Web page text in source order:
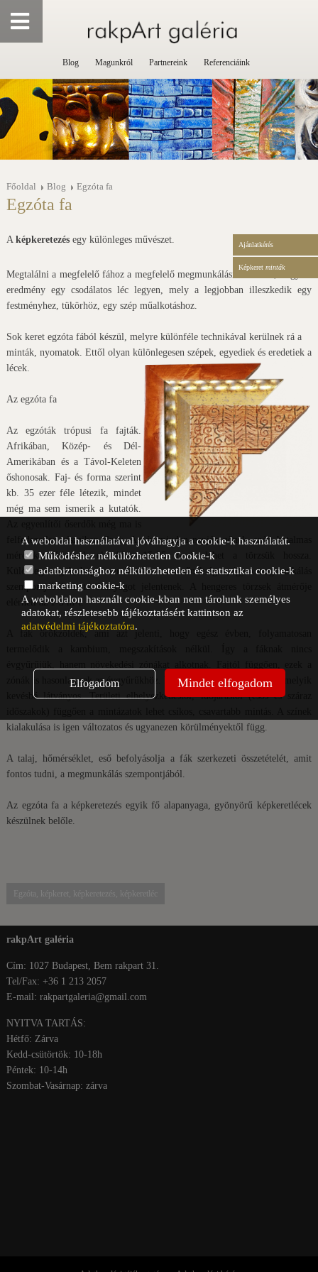
Blog Magunkról Partnereink Referenciáink
Ajánlatkérés
Képkeret minták
Főoldal Blog Egzóta fa
Egzóta fa
A képkeretezésegy különleges művészet.
Megtalálni a megfelelő fához a megfelelő megmunkálási technikát, hogy az
eredmény egy csodálatos léc legyen, mely a legjobban illeszkedik egy
festményhez, tükörhöz, egy szép műalkotáshoz.
Sok keret egzóta fából készül, melyre különféle technikával kerülnek rá a
minták, nyomatok. Ettől olyan különlegesen szépek, egyediek és eredetiek a
lécek.
Az egzóta fa
Az egzóták trópusi fa fajták.
Afrikában, Közép- és Dél-
Amerikában és a Távol-Keleten
őshonosak. Faj- és forma szerint
kb. 35 ezer féle létezik, mindet
még ma sem ismerik a kutatók.
felfedezetlen részeiben élnek. Az év minden napján nőnek, ezért hatalmas
méreteket érhetnek el. Akár 15-25 m is lehet a törzsük hossza.
Különlegességük, hogy ezen hosszon nem nőnek ágak, így a megmunkálás
szempontjából tiszta faanyagot jelentenek. A hengeres törzsek átmérője
elérheti az 1-3 m-t.
A fák örökzöldek, ami azt jelenti, hogy egész évben, folyamatosan
zónák is hasonlatosak az évgyűrűkhöz. Van amelyik látható, és van, amelyik
kevésbé látványos. Területi elhelyezkedéstől, időjárástól (esős és száraz
kialakulása is igen változatos és ugyanezen körülményektől függ.
A talaj, hőmérséklet, eső befolyásolja a fák szerkezeti összetételét, amit
fontos tudni, a megmunkálás szempontjából.
Az egzóta fa a képkeretezés egyik fő alapanyaga, gyönyörű képkeretlécek
készülnek belőle.
Egzóta, képkeret, képkeretezés, képkeretléc
rakpArt galéria
Cím: 1027 Budapest, Bem rakpart 31.
Tel/Fax: +36 1 213 2057
E-mail: rakpartgaleria@gmail.com
NYITVA TARTÁS:
Hétfő: Zárva
Kedd-csütörtök: 10-18h
Péntek: 10-14h
Szombat-Vasárnap: zárva
A weboldal használatával jóváhagyja a cookie-k használatát.
Működéshez nélkülözhetetlen Cookie-k
adatbiztonsághoz nélkülözhetetlen és statisztikai cookie-k
marketing cookie-k
A weboldalon használt cookie-kban nem tárolunk személyes
adatokat, részletesebb tájékoztatásért kattintson az
adatvédelmi tájékoztatóra.
Elfogadom Mindet elfogadom